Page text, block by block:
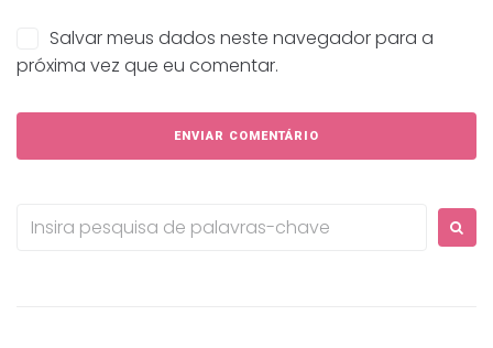
Salvar meus dados neste navegador para a
próxima vez que eu comentar.
Procurar: